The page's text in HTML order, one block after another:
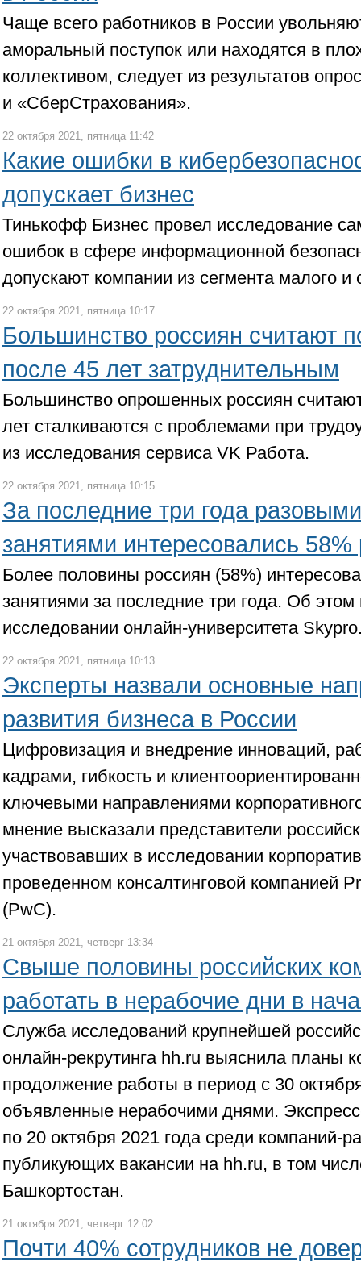
Чаще всего работников в России
аморальный поступок или находятся в
коллективом, следует из результатов
и «СберСтрахования».
22 октября 2021, пятница 11:42
Какие ошибки в
допускает бизнес
Тинькофф Бизнес провел исследование
ошибок в сфере информационной
допускают компании из сегмента малого и
22 октября 2021, пятница 10:17
Большинство россиян считают
после 45 лет затруднительным
Большинство опрошенных россиян
лет сталкиваются с проблемами при
из исследования сервиса VK Работа.
22 октября 2021, пятница 10:15
За последние три года
занятиями интересовались 58%
Более половины россиян (58%)
занятиями за последние три года. Об этом
исследовании онлайн-университета
22 октября 2021, пятница 10:13
Эксперты назвали основные
развития бизнеса в России
Цифровизация и внедрение инноваций,
кадрами, гибкость и
ключевыми направлениями
мнение высказали представители
участвовавших в исследовании
проведенном консалтинговой компанией
(PwC).
21 октября 2021, четверг 13:34
Свыше половины российских
работать в нерабочие дни в
Служба исследований крупнейшей
онлайн-рекрутинга hh.ru выяснила планы
продолжение работы в период с 30
объявленные нерабочими днями.
по 20 октября 2021 года среди компаний-
публикующих вакансии на hh.ru, в том
Башкортостан.
21 октября 2021, четверг 12:02
Почти 40% сотрудников не